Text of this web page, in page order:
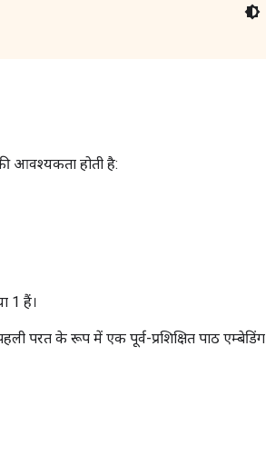
आवश्यकता होती है:
1 हैं।
परत के रूप में एक पूर्व-प्रशिक्षित पाठ एम्बेडिंग